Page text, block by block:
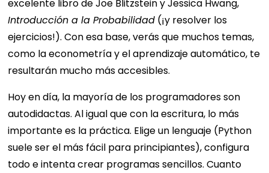
excelente libro de Joe Blitzstein y Jessica Hwang,
Introducción a la Probabilidad (¡y resolver los
ejercicios!). Con esa base, verás que muchos temas,
como la econometría y el aprendizaje automático, te
resultarán mucho más accesibles.
Hoy en día, la mayoría de los programadores son
autodidactas. Al igual que con la escritura, lo más
importante es la práctica. Elige un lenguaje (Python
suele ser el más fácil para principiantes), configura
todo e intenta crear programas sencillos. Cuanto